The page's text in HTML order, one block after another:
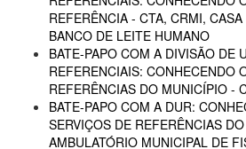
REFERÊNCIA - CTA, CRMI,
BANCO DE LEITE HUMANO
BATE-PAPO COM A DIVISÃO DE
REFERENCIAIS: CONHECENDO
REFERÊNCIAS DO MUNICÍPIO -
BATE-PAPO COM A DUR:
SERVIÇOS DE REFERÊNCIAS
AMBULATÓRIO MUNICIPAL DE